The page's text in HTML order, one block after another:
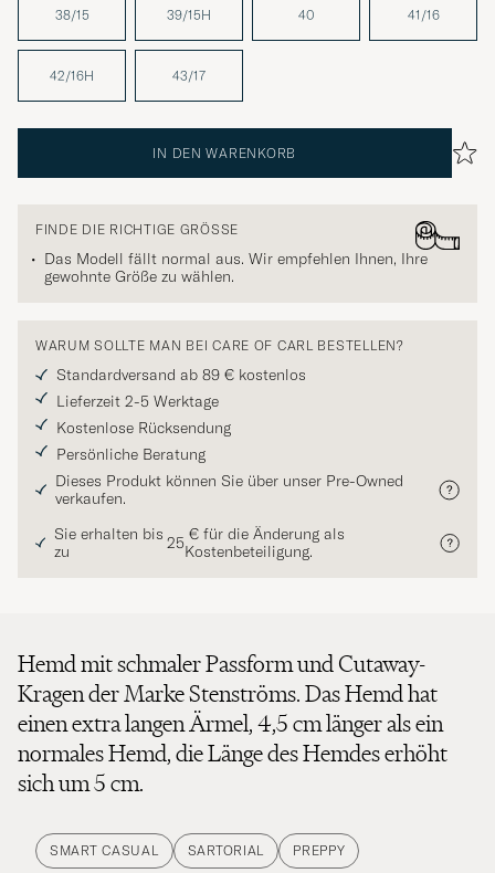
38/15 39/15H 40 41/16
42/16H 43/17
IN DEN WARENKORB
FINDE DIE RICHTIGE GRÖSSE
Das Modell fällt normal aus. Wir empfehlen Ihnen, Ihre
gewohnte Größe zu wählen.
WARUM SOLLTE MAN BEI CARE OF CARL BESTELLEN?
Standardversand ab 89 € kostenlos
Lieferzeit 2-5 Werktage
Kostenlose Rücksendung
Persönliche Beratung
Dieses Produkt können Sie über unser Pre-Owned
verkaufen.
Sie erhalten bis
zu
25 € für die Änderung als
Kostenbeteiligung.
Hemd mit schmaler Passform und Cutaway-
Kragen der Marke Stenströms. Das Hemd hat
einen extra langen Ärmel, 4,5 cm länger als ein
normales Hemd, die Länge des Hemdes erhöht
sich um 5 cm.
SMART CASUAL SARTORIAL PREPPY